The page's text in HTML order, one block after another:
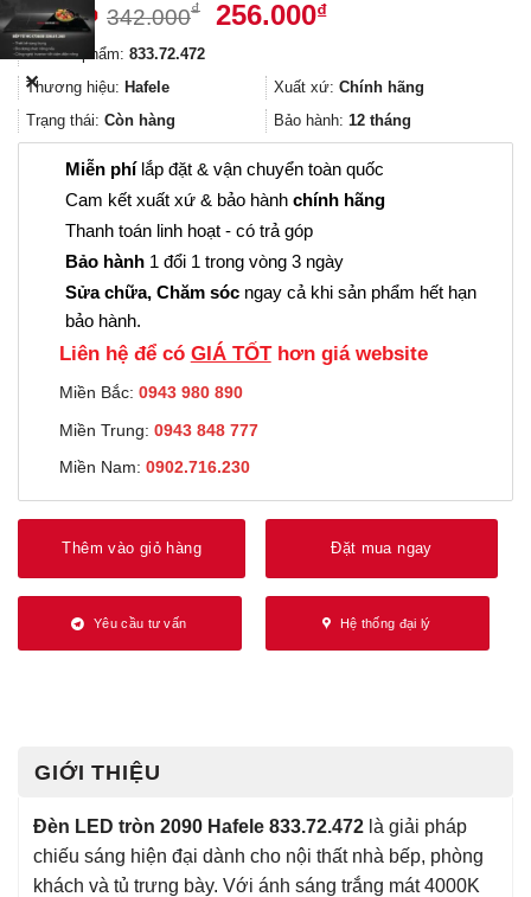
342.000₫
Giá
342.000₫.
256.000₫Giá
là:
256.000₫.
Mã sản phẩm: 833.72.472
Thương hiệu: Hafele Xuất xứ: Chính hãng
Trạng thái: Còn hàng Bảo hành: 12 tháng
Miễn phílắp đặt & vận chuyển toàn quốc
Cam kết xuất xứ & bảo hành chính hãng
Thanh toán linh hoạt - có trả góp
Bảo hành 1 đổi 1 trong vòng 3 ngày
Sửa chữa, Chăm sóc ngay cả khi sản phẩm hết hạn
bảo hành.
Liên hệ để có GIÁ TỐThơn giá website
Miền Bắc: 0943 980 890
Miền Trung: 0943 848 777
Miền Nam: 0902.716.230
Thêm vào giỏ hàng Đặt mua ngay
Yêu cầu tư vấn Hệ thống đại lý
GIỚI THIỆU
Đèn LED tròn 2090 Hafele 833.72.472 là giải pháp
chiếu sáng hiện đại dành cho nội thất nhà bếp, phòng
khách và tủ trưng bày. Với ánh sáng trắng mát 4000K
✕